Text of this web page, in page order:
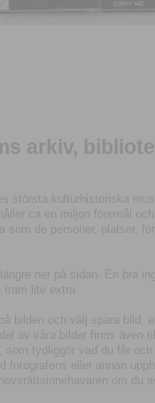
arkiv,
största kulturhistoriska
ca en miljon föremål
de personer, platser,
ner på sidan. En bra
lite extra.
bilden och välj spara bild,
av våra bilder finns även
, som tydliggör vad du får
eller annan
om du